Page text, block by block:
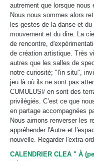
autrement que lorsque nous
Nous nous sommes alors
les gestes de la danse et
mouvement et du dire. La
de rencontre,
de création artistique. Très
autres que les salles de
notre curiosité; "l'in situ",
jeu là où ils ne sont pas
CUMULUS# en sont des
privilégiés. C’est ce que
en partage accompagnées
Nous aimons renverser les
appréhender l'Autre et
nouvelle. Regarder l'extra-
CALENDRIER CLEA " À